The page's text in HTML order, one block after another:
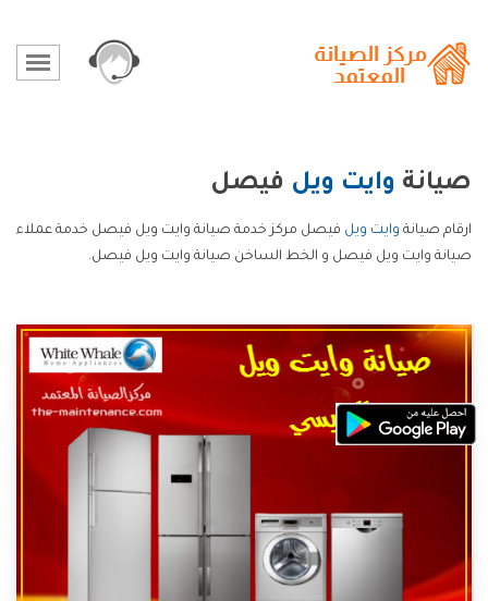
صيانة وايت ويل فيصل
ارقام صيانة وايت ويل فيصل مركز خدمة صيانة وايت ويل فيصل خدمة عملاء
صيانة وايت ويل فيصل و الخط الساخن صيانة وايت ويل فيصل.